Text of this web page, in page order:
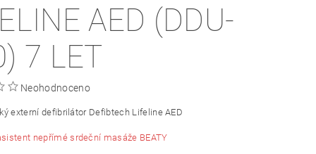
AED (DDU-
7 LET
Neohodnoceno
externí defibrilátor Defibtech Lifeline AED
nepřímé srdeční masáže BEATY